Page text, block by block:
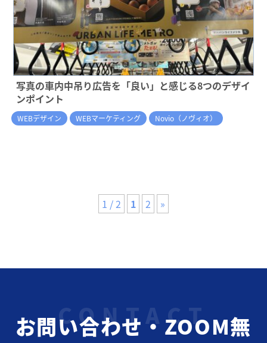
写真の車内中吊り広告を「良い」と感じる8つのデザイ
ンポイント
WEBデザイン WEBマーケティング Novio（ノヴィオ）
1 / 2 1 2 »
お問い合わせ・ZOOM無